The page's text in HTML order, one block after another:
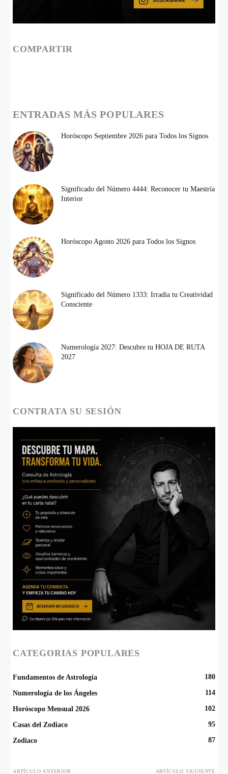
COMPARTIR
ENTRADAS MÁS POPULARES
Horóscopo Septiembre 2026 para Todos los Signos
Significado del Número 4444: Reconocer tu Maestría
Interior
Horóscopo Agosto 2026 para Todos los Signos
Significado del Número 1333: Irradia tu Creatividad
Consciente
Numerología 2027: Descubre tu HOJA DE RUTA
2027
CONTRATA SU SESIÓN
CATEGORIAS POPULARES
Fundamentos de Astrología 180
Numerología de los Ángeles 114
Horóscopo Mensual 2026 102
Casas del Zodiaco 95
Zodiaco 87
ARTÍCULO ANTERIOR ARTÍCULO SIGUIENTE